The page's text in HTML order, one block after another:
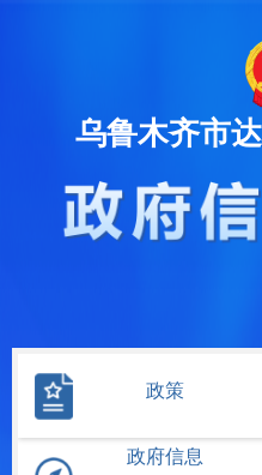
乌鲁木齐市
政策
政府信息